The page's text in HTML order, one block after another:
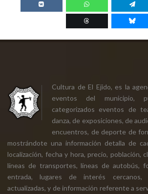
Cultura de El Ejido, es la
eventos del municipio,
categorizados eventos de
danza, de exposiciones, de
encuentros, de deporte de
mostrándote una información detalla de
localización, fecha y hora, precio, población,
líneas de transportes, líneas de autobús,
entrada, lugares de interés cercanos,
actualizadas, y de información referente a